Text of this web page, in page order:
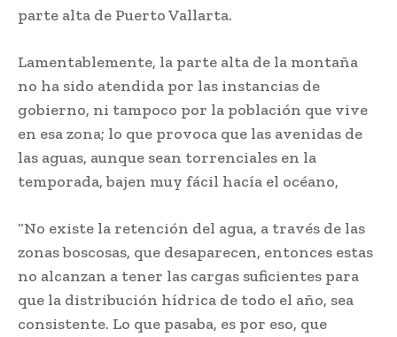
parte alta de Puerto Vallarta.
Lamentablemente, la parte alta de la montaña
no ha sido atendida por las instancias de
gobierno, ni tampoco por la población que vive
en esa zona; lo que provoca que las avenidas de
las aguas, aunque sean torrenciales en la
temporada, bajen muy fácil hacía el océano,
“No existe la retención del agua, a través de las
zonas boscosas, que desaparecen, entonces estas
no alcanzan a tener las cargas suficientes para
que la distribución hídrica de todo el año, sea
consistente. Lo que pasaba, es por eso, que